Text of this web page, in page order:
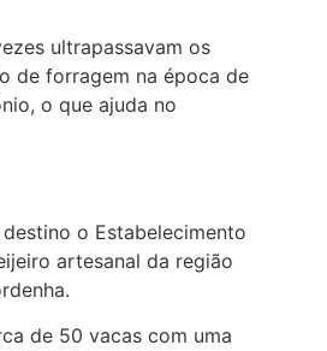
ultrapassavam os
de forragem na época de
o que ajuda no
o Estabelecimento
artesanal da região
de 50 vacas com uma